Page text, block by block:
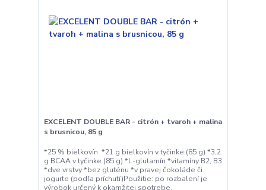
EXCELENT DOUBLE BAR - citrón + tvaroh + malina
s brusnicou, 85 g
*25 % bielkovín *21 g bielkovín v tyčinke (85 g) *3,2
g BCAA v tyčinke (85 g) *L-glutamín *vitamíny B2, B3
*dve vrstvy *bez gluténu *v pravej čokoláde či
jogurte (podľa príchutí)Použitie: po rozbalení je
výrobok určený k okamžitej spotrebe.